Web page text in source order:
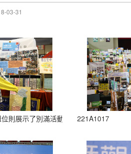
03-31
則展示了別滿活動徽章的社服
221A1017